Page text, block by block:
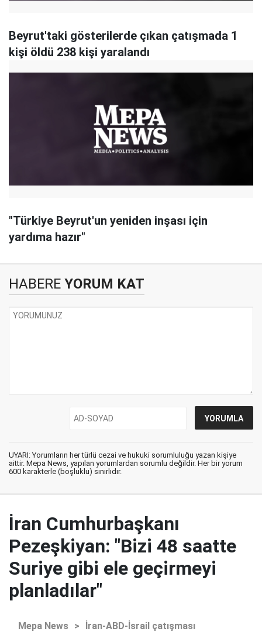
Beyrut'taki gösterilerde çıkan çatışmada 1
kişi öldü 238 kişi yaralandı
"Türkiye Beyrut'un yeniden inşası için
yardıma hazır"
HABERE YORUM KAT
UYARI: Yorumların her türlü cezai ve hukuki sorumluluğu yazan kişiye
aittir. Mepa News, yapılan yorumlardan sorumlu değildir. Her bir yorum
600 karakterle (boşluklu) sınırlıdır.
İran Cumhurbaşkanı
Pezeşkiyan: "Bizi 48 saatte
Suriye gibi ele geçirmeyi
planladılar"
Mepa News > İran-ABD-İsrail çatışması